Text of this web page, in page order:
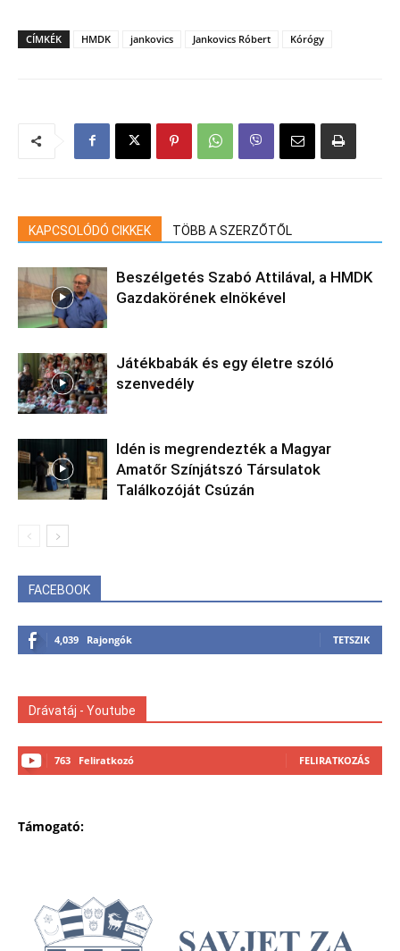
CÍMKÉK HMDK jankovics Jankovics Róbert Kórógy
KAPCSOLÓDÓ CIKKEK TÖBB A SZERZŐTŐL
Beszélgetés Szabó Attilával, a HMDK
Gazdakörének elnökével
Játékbabák és egy életre szóló
szenvedély
Idén is megrendezték a Magyar
Amatőr Színjátszó Társulatok
Találkozóját Csúzán
FACEBOOK
4,039 Rajongók TETSZIK
Drávatáj - Youtube
763 Feliratkozó FELIRATKOZÁS
Támogató: